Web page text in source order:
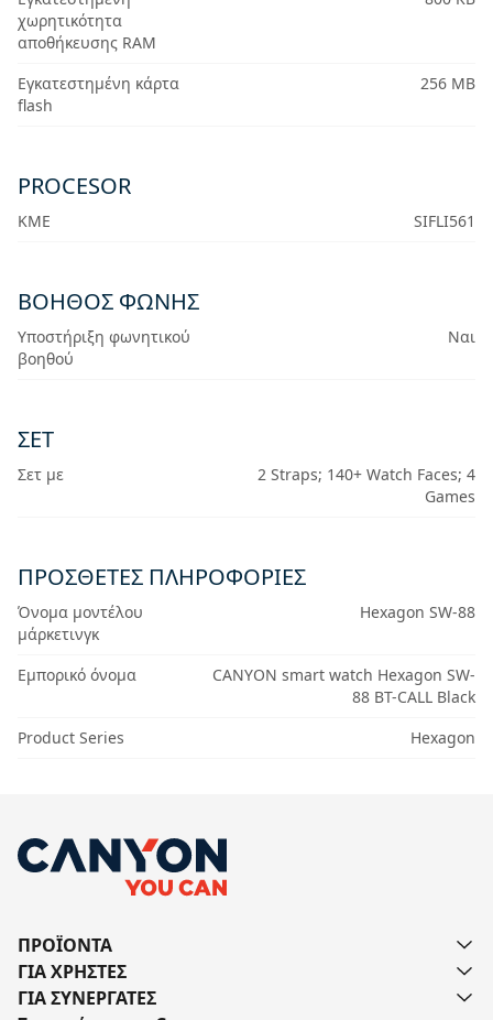
χωρητικότητα
αποθήκευσης RAM
Εγκατεστημένη κάρτα
flash
256 MB
PROCESOR
ΚΜΕ SIFLI561
ΒΟΗΘΌΣ ΦΩΝΉΣ
Υποστήριξη φωνητικού
βοηθού
Ναι
ΣΕΤ
Σετ με
2 Straps; 140+ Watch Faces; 4
Games
ΠΡΟΣΘΕΤΕΣ ΠΛΗΡΟΦΟΡΙΕΣ
Όνομα μοντέλου
μάρκετινγκ
Hexagon SW-88
Εμπορικό όνομα
CANYON smart watch Hexagon SW-
88 BT-CALL Black
Product Series
Hexagon
ΠΡΟΪΟΝΤΑ
ΓΙΑ ΧΡΗΣΤΕΣ
ΓΙΑ ΣΥΝΕΡΓΑΤΕΣ